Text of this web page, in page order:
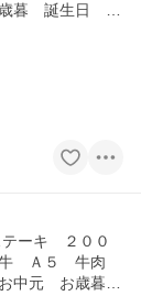
暮 誕生日 自
テーキ ２００
牛 Ａ５ 牛肉
中元 お歳暮